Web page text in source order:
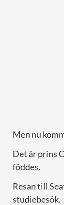
Men nu
Det är prins
föddes.
Resan till
studiebesök.